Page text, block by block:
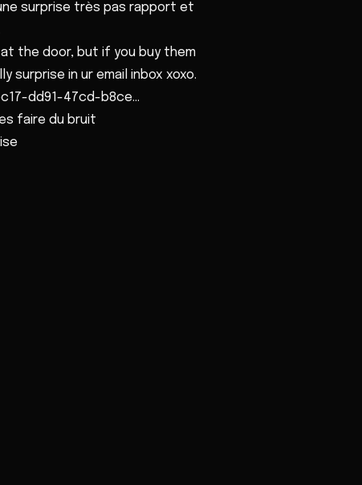
surprise très pas rapport et
at the door, but if you buy them
surprise in ur email inbox xoxo.
dd91-47cd-b8ce...
faire du bruit